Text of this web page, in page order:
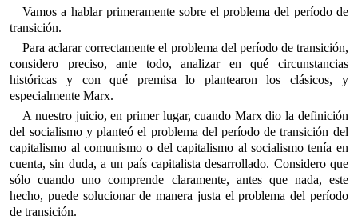
Vamos a hablar primeramente sobre el problema del período de
transición.
Para aclarar correctamente el problema del período de transición,
considero preciso, ante todo, analizar en qué circunstancias
históricas y con qué premisa lo plantearon los clásicos, y
especialmente Marx.
A nuestro juicio, en primer lugar, cuando Marx dio la definición
del socialismo y planteó el problema del período de transición del
capitalismo al comunismo o del capitalismo al socialismo tenía en
cuenta, sin duda, a un país capitalista desarrollado. Considero que
sólo cuando uno comprende claramente, antes que nada, este
hecho, puede solucionar de manera justa el problema del período
de transición.